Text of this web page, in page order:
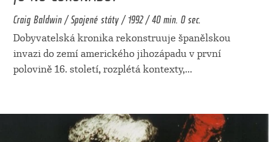
Craig Baldwin / Spojené státy / 1992 / 40 min. 0 sec.
Dobyvatelská kronika rekonstruuje španělskou
invazi do zemí amerického jihozápadu v první
polovině 16. století, rozplétá kontexty,...